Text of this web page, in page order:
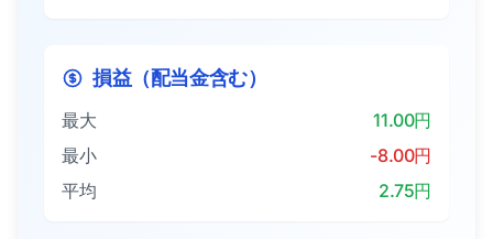
損益（配当金含む）
最大
11.00円
最小
-8.00円
平均
2.75円